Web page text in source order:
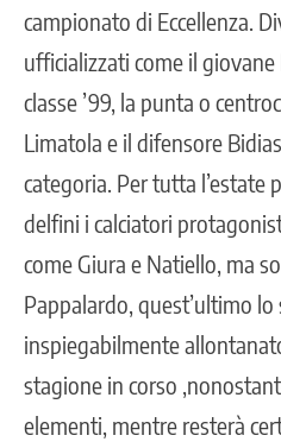
campionato di Eccellenza.
ufficializzati come il
classe ’99, la punta o
Limatola e il difensore
categoria. Per tutta l’estate
delfini i calciatori
come Giura e Natiello, ma
Pappalardo, quest’ultimo lo
inspiegabilmente
stagione in corso
elementi, mentre resterà